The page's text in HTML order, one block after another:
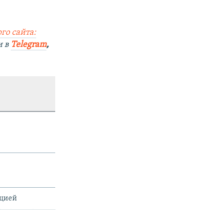
сайта:
в Telegram,